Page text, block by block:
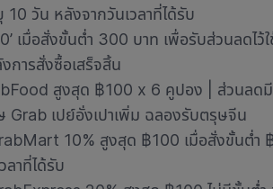
10 วัน หลังจากวันเวลาที่ได้รับ
เมื่อสั่งขั้นต่ำ 300 บาท เพื่อรับส่วนลดไ
การสั่งซื้อเสร็จสิ้น
สูงสุด ฿100 x 6 คูปอง | ส่วนลดมี
Grab เปย์อั่งเปาเพิ่ม ฉลองรับตรุษจีน
10% สูงสุด ฿100 เมื่อสั่งขั้นต่
ลาที่ได้รับ